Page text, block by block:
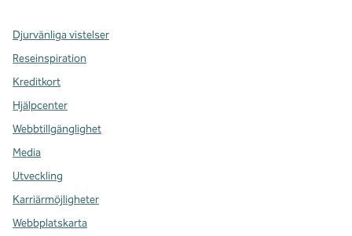
Djurvänliga vistelser
Reseinspiration
Kreditkort
Hjälpcenter
Webbtillgänglighet
Media
Utveckling
Karriärmöjligheter
Webbplatskarta